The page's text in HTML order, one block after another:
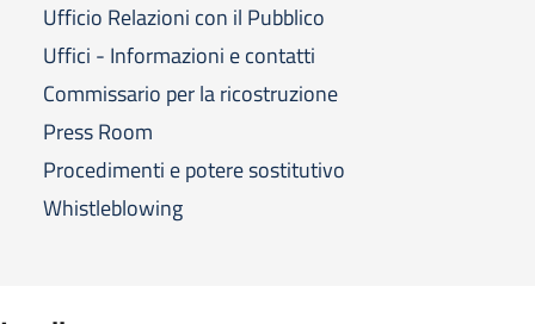
Ufficio Relazioni con il Pubblico
Uffici - Informazioni e contatti
Commissario per la ricostruzione
Press Room
Procedimenti e potere sostitutivo
Whistleblowing